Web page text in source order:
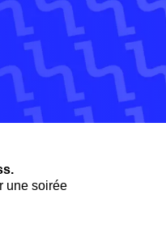
une soirée